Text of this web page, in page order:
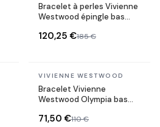
Bracelet à perles Vivienne
Westwood épingle bas
120,25 €185 €
En stock
VIVIENNE WESTWOOD
Bracelet Vivienne
Westwood Olympia bas
71,50 €110 €